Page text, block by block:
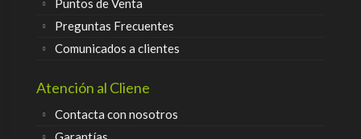
Puntos de Venta
Preguntas Frecuentes
Comunicados a clientes
Atención al Cliene
Contacta con nosotros